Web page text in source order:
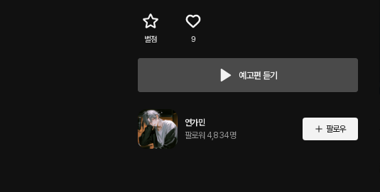
별점 9
연가민
팔로워 4,834명
팔로우
예고편 듣기